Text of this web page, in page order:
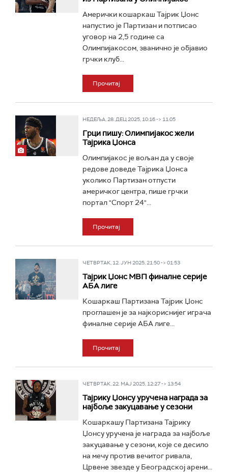
Амерички кошаркаш Тајрик Џонс
напустио је Партизан и потписао
уговор на 2,5 године са
Олимпијакосом, званично је објавио
грчки клуб...
Прочитај
НЕДЕЉА, 28. ДЕЦ 2025, 10:16 -> 11:05
Грци пишу: Олимпијакос жели
Тајрика Џонса
Олимпијакос је вољан да у своје
редове доведе Тајрика Џонса
уколико Партизан отпусти
америчког центра, пише грчки
портал "Спорт 24"...
Прочитај
ЧЕТВРТАК, 12. ЈУН 2025, 21:50 -> 01:53
Тајрик Џонс МВП финалне серије
АБА лиге
Кошаркаш Партизана Тајрик Џонс
проглашен је за најкориснијег играча
финалне серије АБА лиге...
Прочитај
ЧЕТВРТАК, 22. МАЈ 2025, 12:27 -> 13:54
Тајрику Џонсу уручена награда за
најбоље закуцавање у сезони
Кошаркашу Партизана Тајрику
Џонсу уручена је награда за најбоље
закуцавање у сезони, које се десило
на мечу против вечитог ривала,
Црвене звезде у Београдској арени...